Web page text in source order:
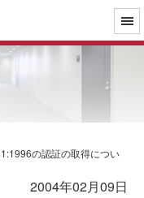
の認証の取得につい
2004年02月09日